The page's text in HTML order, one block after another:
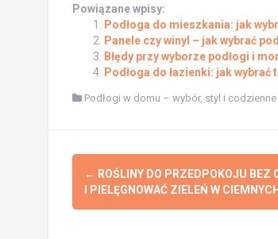
Powiązane wpisy:
Podłoga do mieszkania: jak
Panele czy winyl – jak wybrać
Błędy przy wyborze podłogi i
Podłoga do łazienki: jak
Podłogi w domu – wybór, styl i
Post
navigation
← ROŚLINY DO PRZEDPOKOJU BEZ
I PIELĘGNOWAĆ ZIELEŃ W